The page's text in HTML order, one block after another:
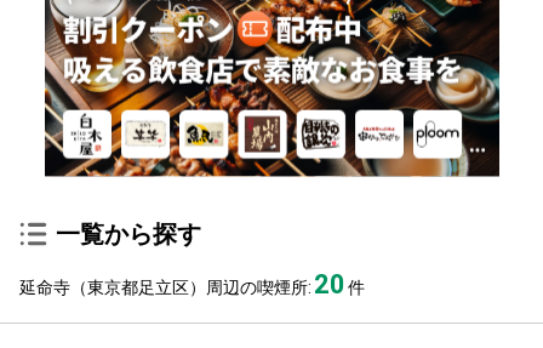
一覧から探す
延命寺（東京都足立区）周辺の喫煙所: 20件